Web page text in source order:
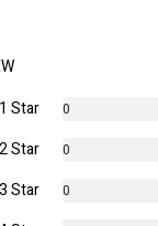
1 Star
0
2 Star
0
3 Star
0